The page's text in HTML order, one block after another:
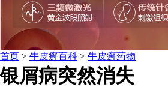
首页 > 牛皮癣百科 > 牛皮癣药物
银屑病突然消失